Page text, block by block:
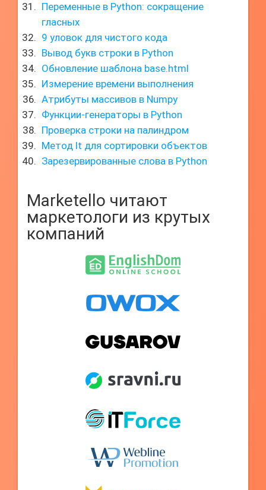
Переменные в Python: сокращение
гласных
9 уловок для чистого кода
Вывод букв строки в Python
Обновление шаблона base.html
Измерение времени выполнения
Атрибуты массивов в Numpy
Функции-генераторы в Python
Проверка строки на палиндром
Метод lt для сортировки объектов
Зарезервированные слова в Python
Marketello читают
маркетологи из крутых
компаний